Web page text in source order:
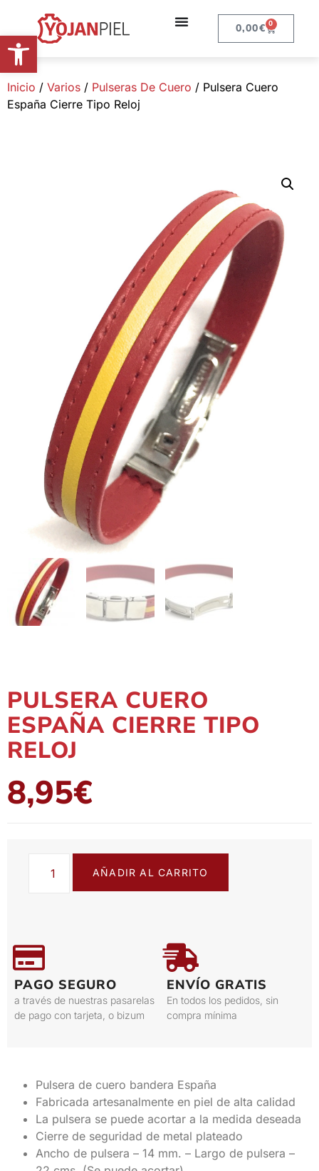
Abrir barra de herramientas 0,00€ 0
Inicio / Varios / Pulseras De Cuero / Pulsera Cuero
España Cierre Tipo Reloj
PULSERA CUERO
ESPAÑA CIERRE TIPO
RELOJ
8,95€
AÑADIR AL CARRITO
PAGO SEGURO
a través de nuestras pasarelas
de pago con tarjeta, o bizum
ENVÍO GRATIS
En todos los pedidos, sin
compra mínima
Pulsera de cuero bandera España
Fabricada artesanalmente en piel de alta calidad
La pulsera se puede acortar a la medida deseada
Cierre de seguridad de metal plateado
Ancho de pulsera – 14 mm. – Largo de pulsera –